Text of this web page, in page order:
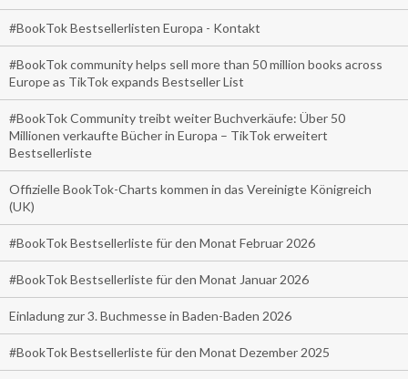
#BookTok Bestsellerlisten Europa - Kontakt
#BookTok community helps sell more than 50 million books across
Europe as TikTok expands Bestseller List
#BookTok Community treibt weiter Buchverkäufe: Über 50
Millionen verkaufte Bücher in Europa – TikTok erweitert
Bestsellerliste
Offizielle BookTok-Charts kommen in das Vereinigte Königreich
(UK)
#BookTok Bestsellerliste für den Monat Februar 2026
#BookTok Bestsellerliste für den Monat Januar 2026
Einladung zur 3. Buchmesse in Baden-Baden 2026
#BookTok Bestsellerliste für den Monat Dezember 2025